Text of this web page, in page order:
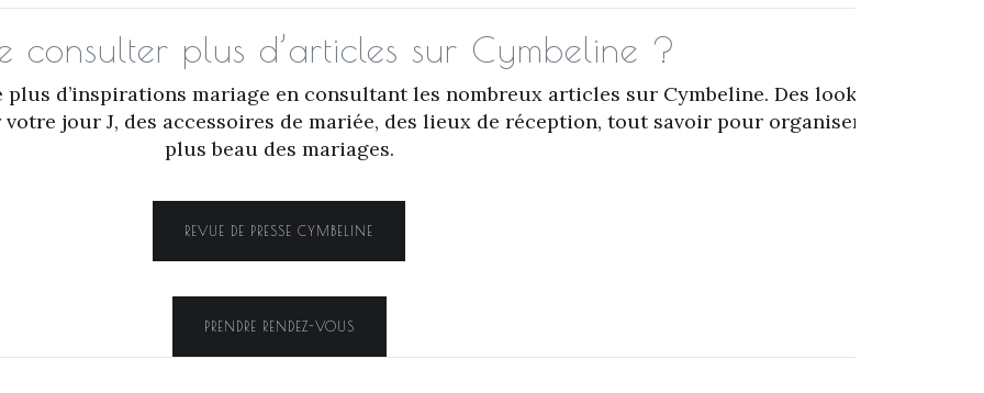
consulter plus d’articles sur Cymbeline ?
plus d’inspirations mariage en consultant les nombreux articles sur Cymbeline. Des looks
jour J, des accessoires de mariée, des lieux de réception, tout savoir pour organiser le
plus beau des mariages.
REVUE DE PRESSE CYMBELINE
PRENDRE RENDEZ-VOUS